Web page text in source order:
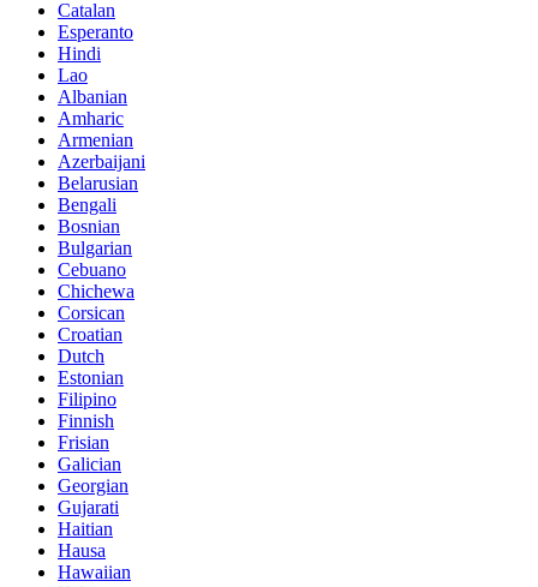
Catalan
Esperanto
Hindi
Lao
Albanian
Amharic
Armenian
Azerbaijani
Belarusian
Bengali
Bosnian
Bulgarian
Cebuano
Chichewa
Corsican
Croatian
Dutch
Estonian
Filipino
Finnish
Frisian
Galician
Georgian
Gujarati
Haitian
Hausa
Hawaiian